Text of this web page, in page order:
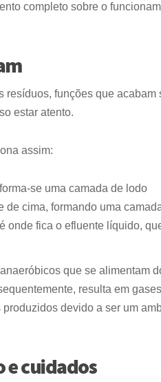
completo sobre o
resíduos, funções que
estar atento.
assim:
se uma camada de lodo
cima, formando uma
onde fica o efluente líquido,
que se alimentam
resulta em
devido a ser um
e cuidados